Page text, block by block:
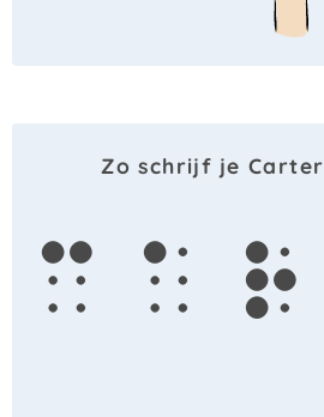
Zo schrijf je
c a r